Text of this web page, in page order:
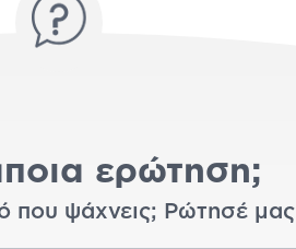
ερώτηση;
που ψάχνεις; Ρώτησέ μας